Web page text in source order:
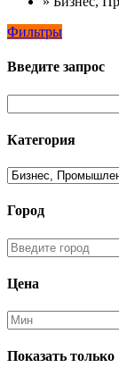
Фильтры
Введите запрос
Категория
Город
Цена
Показать только